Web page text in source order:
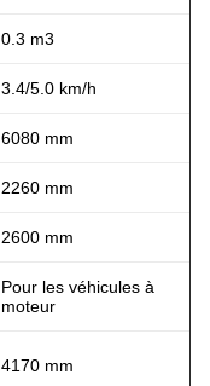
0.3 m3
3.4/5.0 km/h
6080 mm
2260 mm
2600 mm
Pour les véhicules à
moteur
4170 mm